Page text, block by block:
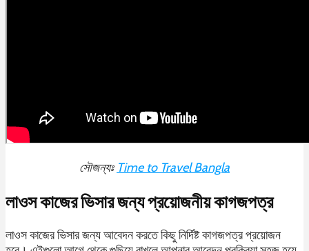
সৌজন্যঃ Time to Travel Bangla
লাওস কাজের ভিসার জন্য প্রয়োজনীয় কাগজপত্র
লাওস কাজের ভিসার জন্য আবেদন করতে কিছু নির্দিষ্ট কাগজপত্র প্রয়োজন